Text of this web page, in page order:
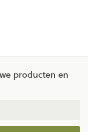
producten en